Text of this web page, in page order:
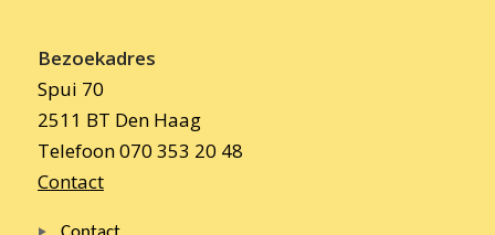
Bezoekadres
Spui 70
2511 BT Den Haag
Telefoon 070 353 20 48
Contact